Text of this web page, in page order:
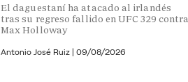
El daguestaní ha atacado al irlandés
tras su regreso fallido en UFC 329 contra
Max Holloway
Antonio José Ruiz | 09/08/2026